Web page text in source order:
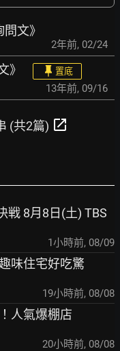
文》
2年前, 02/24
》 置底
13年前, 09/16
(共2篇) open_in_new
戦 8月8日(土) TBS
1小時前, 08/09
味住宅好吃驚
19小時前, 08/08
人氣爆棚店
20小時前, 08/08